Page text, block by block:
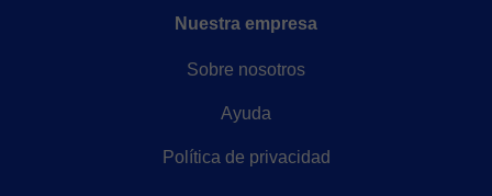
and relaxed learning environment. Together, we’ll
and make steady progress at your pace. Each class is
tailored to your needs, with regular reviews and
Whether you want to practice speaking, prepare for
Nuestra empresa
Sobre nosotros
Ayuda
Política de privacidad